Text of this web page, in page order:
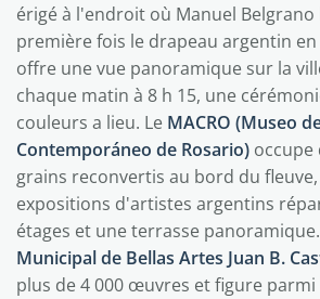
érigé à l'endroit où Manuel Belgrano
première fois le drapeau argentin en
offre une vue panoramique sur la
chaque matin à 8 h 15, une
couleurs a lieu. Le MACRO (Museo
Contemporáneo de Rosario) occupe
grains reconvertis au bord du fleuve,
expositions d'artistes argentins
étages et une terrasse
Municipal de Bellas Artes Juan B.
plus de 4 000 œuvres et figure